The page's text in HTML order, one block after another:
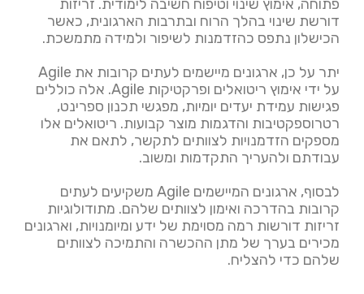
פתוחה, אימוץ שינוי וטיפוח חשיבה לימודית. זריזות
דורשת שינוי בהלך הרוח ובתרבות הארגונית, כאשר
הכישלון נתפס כהזדמנות לשיפור ולמידה מתמשכת.
יתר על כן, ארגונים מיישמים לעתים קרובות את Agile
על ידי אימוץ ריטואלים ופרקטיקות Agile. אלה כוללים
פגישות עמידת יעדים יומיות, מפגשי תכנון ספרינט,
רטרוספקטיבות והדגמות מוצר קבועות. ריטואלים אלו
מספקים הזדמנויות לצוותים לתקשר, לתאם את
עבודתם ולהעריך התקדמות ומשוב.
לבסוף, ארגונים המיישמים Agile משקיעים לעתים
קרובות בהדרכה ואימון לצוותים שלהם. מתודולוגיות
זריזות דורשות רמה מסוימת של ידע ומיומנויות, וארגונים
מכירים בערך של מתן ההכשרה והתמיכה לצוותים
שלהם כדי להצליח.